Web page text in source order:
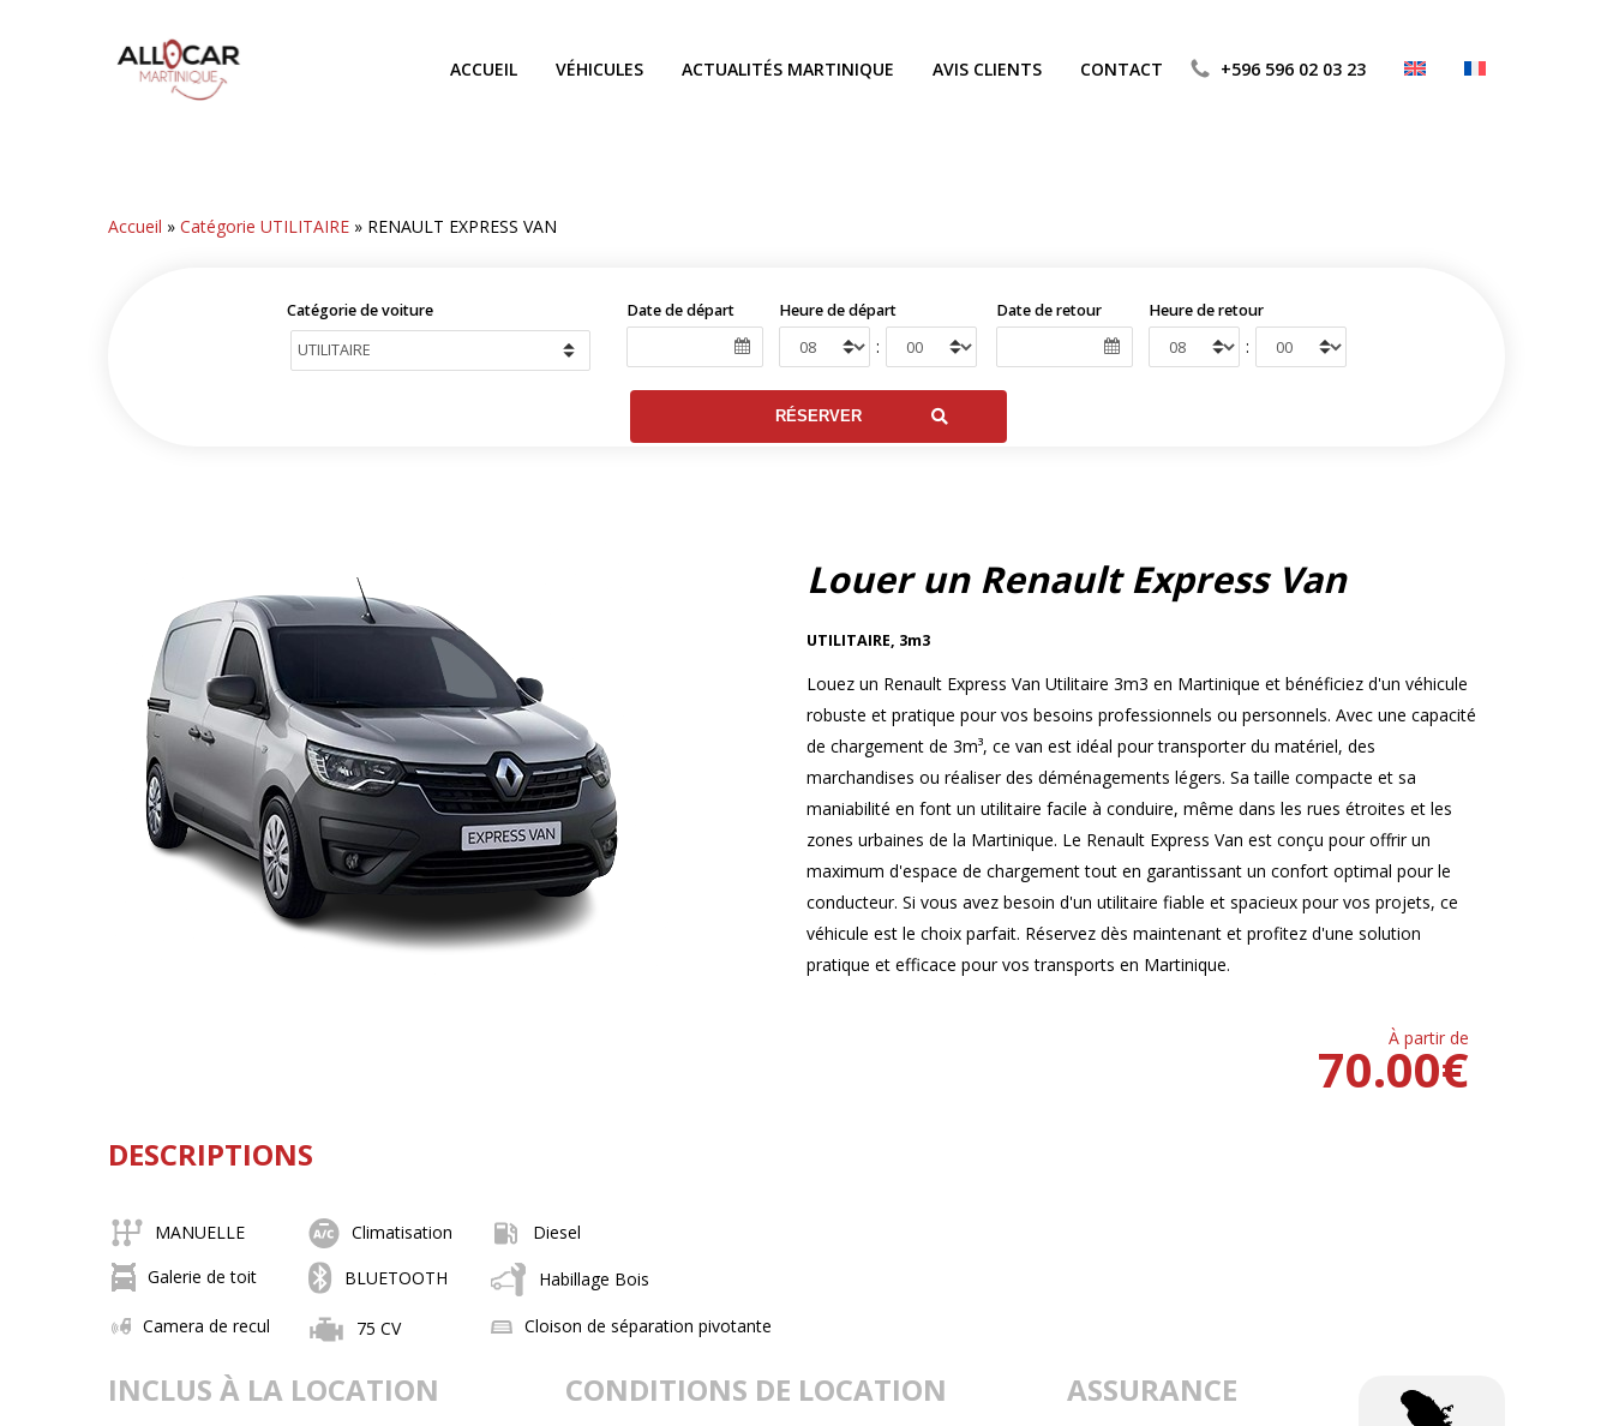
ACCUEIL VÉHICULES ACTUALITÉS MARTINIQUE AVIS CLIENTS CONTACT +596 596 02 03 23
Accueil »Catégorie UTILITAIRE » RENAULT EXPRESS VAN
Catégorie de voiture Date de départ Heure de départ
:
Date de retour Heure de retour
:
Louer un Renault Express Van
UTILITAIRE, 3m3
Louez un Renault Express Van Utilitaire 3m3 en Martinique et bénéficiez d'un véhicule
robuste et pratique pour vos besoins professionnels ou personnels. Avec une capacité
de chargement de 3m³, ce van est idéal pour transporter du matériel, des
marchandises ou réaliser des déménagements légers. Sa taille compacte et sa
maniabilité en font un utilitaire facile à conduire, même dans les rues étroites et les
zones urbaines de la Martinique. Le Renault Express Van est conçu pour offrir un
maximum d'espace de chargement tout en garantissant un confort optimal pour le
conducteur. Si vous avez besoin d'un utilitaire fiable et spacieux pour vos projets, ce
véhicule est le choix parfait. Réservez dès maintenant et profitez d'une solution
pratique et efficace pour vos transports en Martinique.
À partir de
€
70.00
DESCRIPTIONS
MANUELLE Climatisation
Diesel
Galerie de toit
BLUETOOTH Habillage Bois
Camera de recul 75 CV Cloison de séparation pivotante
INCLUS À LA LOCATION CONDITIONS DE LOCATION ASSURANCE